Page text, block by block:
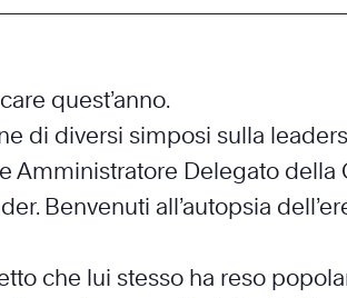
quest’anno.
di diversi simposi sulla
Amministratore Delegato
Benvenuti all’autopsia
che lui stesso ha reso